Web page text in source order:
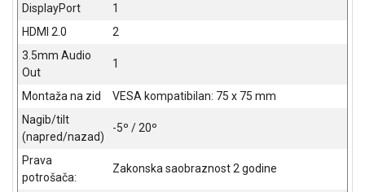
DisplayPort
1
HDMI 2.0
2
3.5mm Audio
Out
1
Montaža na zid
VESA kompatibilan: 75 x 75 mm
Nagib/tilt
(napred/nazad)
-5º / 20º
Prava
potrošača:
Zakonska saobraznost 2 godine